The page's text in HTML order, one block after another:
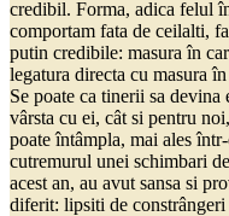
credibil. Forma, adica felul
comportam fata de ceilalti,
putin credibile: masura în
legatura directa cu masura
Se poate ca tinerii sa
vârsta cu ei, cât si pentru
poate întâmpla, mai ales
cutremurul unei schimbari
acest an, au avut sansa si
diferit: lipsiti de